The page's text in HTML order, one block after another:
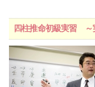
四柱推命初級実習 ～